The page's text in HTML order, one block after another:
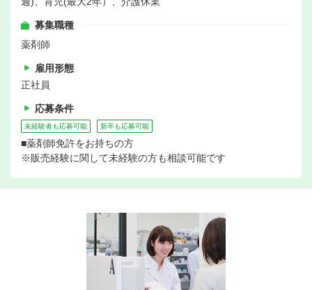
募集職種
薬剤師
雇用形態
正社員
応募条件
未経験者も応募可能 新卒も応募可能
■薬剤師免許をお持ちの方
※販売経験に関して未経験の方も相談可能です